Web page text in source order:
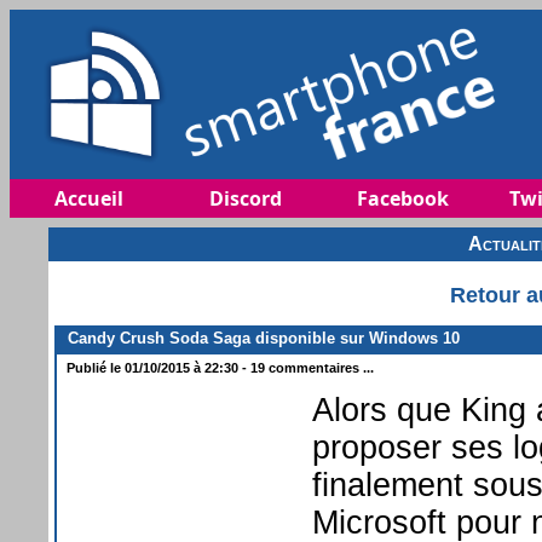
Accueil Discord Facebook
Retour
Candy Crush Soda Saga disponible sur Windows 10
Publié le 01/10/2015 à 22:30 - 19 commentaires ...
Alors que King
proposer ses
finalement
Microsoft pour